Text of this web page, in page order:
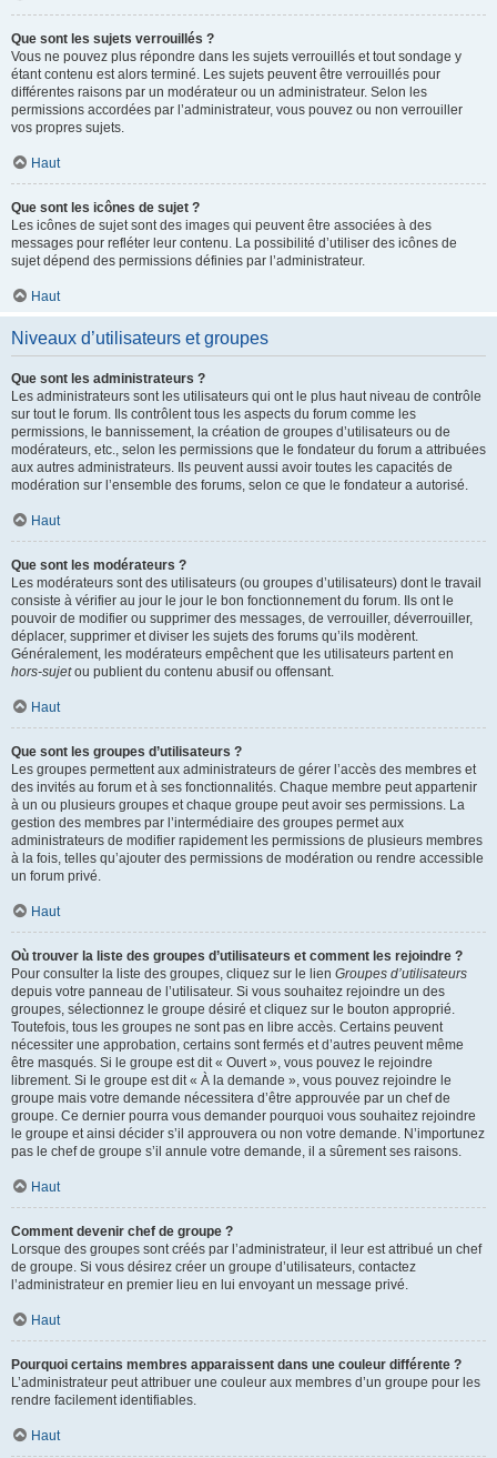
Que sont les sujets verrouillés ?
Vous ne pouvez plus répondre dans les sujets verrouillés et tout sondage y
étant contenu est alors terminé. Les sujets peuvent être verrouillés pour
différentes raisons par un modérateur ou un administrateur. Selon les
permissions accordées par l’administrateur, vous pouvez ou non verrouiller
vos propres sujets.
Haut
Que sont les icônes de sujet ?
Les icônes de sujet sont des images qui peuvent être associées à des
messages pour refléter leur contenu. La possibilité d’utiliser des icônes de
sujet dépend des permissions définies par l’administrateur.
Haut
Niveaux d’utilisateurs et groupes
Que sont les administrateurs ?
Les administrateurs sont les utilisateurs qui ont le plus haut niveau de contrôle
sur tout le forum. Ils contrôlent tous les aspects du forum comme les
permissions, le bannissement, la création de groupes d’utilisateurs ou de
modérateurs, etc., selon les permissions que le fondateur du forum a attribuées
aux autres administrateurs. Ils peuvent aussi avoir toutes les capacités de
modération sur l’ensemble des forums, selon ce que le fondateur a autorisé.
Haut
Que sont les modérateurs ?
Les modérateurs sont des utilisateurs (ou groupes d’utilisateurs) dont le travail
consiste à vérifier au jour le jour le bon fonctionnement du forum. Ils ont le
pouvoir de modifier ou supprimer des messages, de verrouiller, déverrouiller,
déplacer, supprimer et diviser les sujets des forums qu’ils modèrent.
Généralement, les modérateurs empêchent que les utilisateurs partent en
hors-sujetou publient du contenu abusif ou offensant.
Haut
Que sont les groupes d’utilisateurs ?
Les groupes permettent aux administrateurs de gérer l’accès des membres et
des invités au forum et à ses fonctionnalités. Chaque membre peut appartenir
à un ou plusieurs groupes et chaque groupe peut avoir ses permissions. La
gestion des membres par l’intermédiaire des groupes permet aux
administrateurs de modifier rapidement les permissions de plusieurs membres
à la fois, telles qu’ajouter des permissions de modération ou rendre accessible
un forum privé.
Haut
Où trouver la liste des groupes d’utilisateurs et comment les rejoindre ?
Pour consulter la liste des groupes, cliquez sur le lien Groupes d’utilisateurs
depuis votre panneau de l’utilisateur. Si vous souhaitez rejoindre un des
groupes, sélectionnez le groupe désiré et cliquez sur le bouton approprié.
Toutefois, tous les groupes ne sont pas en libre accès. Certains peuvent
nécessiter une approbation, certains sont fermés et d’autres peuvent même
être masqués. Si le groupe est dit « Ouvert », vous pouvez le rejoindre
librement. Si le groupe est dit « À la demande », vous pouvez rejoindre le
groupe mais votre demande nécessitera d’être approuvée par un chef de
groupe. Ce dernier pourra vous demander pourquoi vous souhaitez rejoindre
le groupe et ainsi décider s’il approuvera ou non votre demande. N’importunez
pas le chef de groupe s’il annule votre demande, il a sûrement ses raisons.
Haut
Comment devenir chef de groupe ?
Lorsque des groupes sont créés par l’administrateur, il leur est attribué un chef
de groupe. Si vous désirez créer un groupe d’utilisateurs, contactez
l’administrateur en premier lieu en lui envoyant un message privé.
Haut
Pourquoi certains membres apparaissent dans une couleur différente ?
L’administrateur peut attribuer une couleur aux membres d’un groupe pour les
rendre facilement identifiables.
Haut